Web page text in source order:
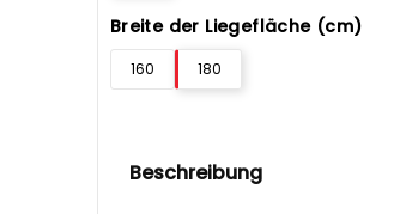
Breite der Liegefläche (cm)
160 180
Beschreibung